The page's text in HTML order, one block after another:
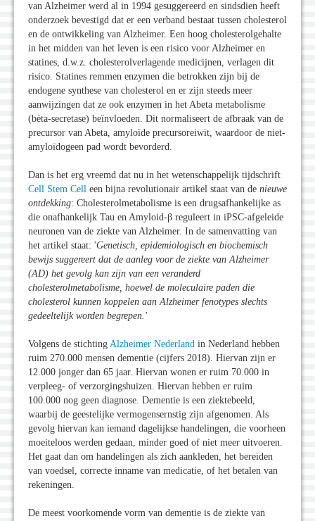
van Alzheimer werd al in 1994 gesuggereerd en sindsdien heeft
onderzoek bevestigd dat er een verband bestaat tussen cholesterol
en de ontwikkeling van Alzheimer. Een hoog cholesterolgehalte
in het midden van het leven is een risico voor Alzheimer en
statines, d.w.z. cholesterolverlagende medicijnen, verlagen dit
risico. Statines remmen enzymen die betrokken zijn bij de
endogene synthese van cholesterol en er zijn steeds meer
aanwijzingen dat ze ook enzymen in het Abeta metabolisme
(bèta-secretase) beïnvloeden. Dit normaliseert de afbraak van de
precursor van Abeta, amyloïde precursoreiwit, waardoor de niet-
amyloïdogeen pad wordt bevorderd.
Dan is het erg vreemd dat nu in het wetenschappelijk tijdschrift
Cell Stem Cell een bijna revolutionair artikel staat van de nieuwe
ontdekking: Cholesterolmetabolisme is een drugsafhankelijke as
die onafhankelijk Tau en Amyloid-β reguleert in iPSC-afgeleide
neuronen van de ziekte van Alzheimer. In de samenvatting van
het artikel staat: 'Genetisch, epidemiologisch en biochemisch
bewijs suggereert dat de aanleg voor de ziekte van Alzheimer
(AD) het gevolg kan zijn van een veranderd
cholesterolmetabolisme, hoewel de moleculaire paden die
cholesterol kunnen koppelen aan Alzheimer fenotypes slechts
gedeeltelijk worden begrepen. '
Volgens de stichting Alzheimer Nederland in Nederland hebben
ruim 270.000 mensen dementie (cijfers 2018). Hiervan zijn er
12.000 jonger dan 65 jaar. Hiervan wonen er ruim 70.000 in
verpleeg- of verzorgingshuizen. Hiervan hebben er ruim
100.000 nog geen diagnose. Dementie is een ziektebeeld,
waarbij de geestelijke vermogensernstig zijn afgenomen. Als
gevolg hiervan kan iemand dagelijkse handelingen, die voorheen
moeiteloos werden gedaan, minder goed of niet meer uitvoeren.
Het gaat dan om handelingen als zich aankleden, het bereiden
van voedsel, correcte inname van medicatie, of het betalen van
rekeningen.
De meest voorkomende vorm van dementie is de ziekte van